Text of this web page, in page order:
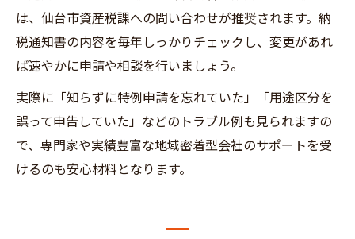
は、仙台市資産税課への問い合わせが推奨されます。納
税通知書の内容を毎年しっかりチェックし、変更があれ
ば速やかに申請や相談を行いましょう。
実際に「知らずに特例申請を忘れていた」「用途区分を
誤って申告していた」などのトラブル例も見られますの
で、専門家や実績豊富な地域密着型会社のサポートを受
けるのも安心材料となります。